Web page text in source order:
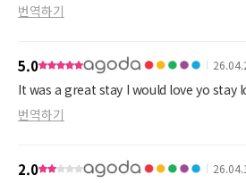
번역하기
5.0
It was a great stay I would love yo stay
번역하기
2.0